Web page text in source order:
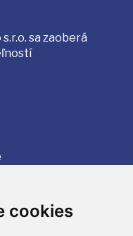
cookies
sa zaoberá
059 21